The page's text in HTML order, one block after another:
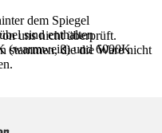
dem Spiegel
sind enthalten
(warmweiß) und 6000K
uns nicht überprüft.
stammen, die die Ware nicht